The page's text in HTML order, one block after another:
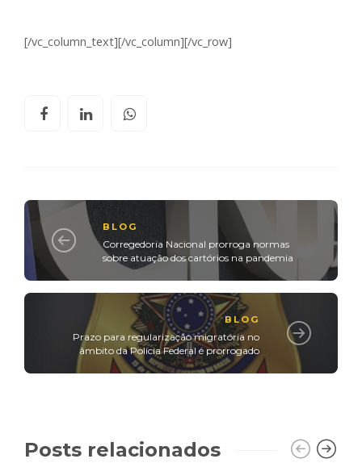
[/vc_column_text][/vc_column][/vc_row]
BLOG
Corregedoria Nacional prorroga normas
sobre atuação dos cartórios na pandemia
BLOG
Prazo para regularização migratória no
âmbito da Polícia Federal é prorrogado
Posts relacionados